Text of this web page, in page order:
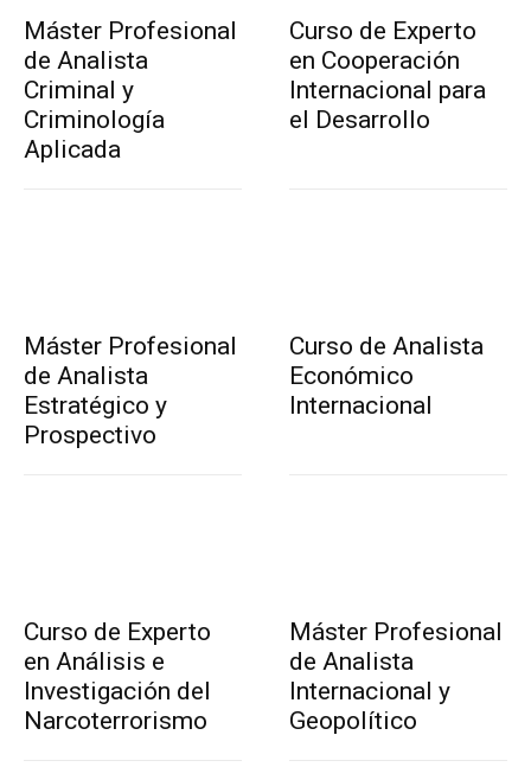
Máster Profesional
de Analista
Criminal y
Criminología
Aplicada
Curso de Experto
en Cooperación
Internacional para
el Desarrollo
Máster Profesional
de Analista
Estratégico y
Prospectivo
Curso de Analista
Económico
Internacional
Curso de Experto
en Análisis e
Investigación del
Narcoterrorismo
Máster Profesional
de Analista
Internacional y
Geopolítico